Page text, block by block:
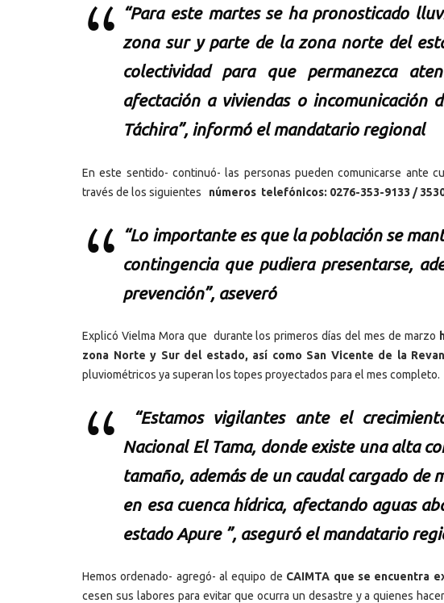
“Para este martes se ha pronosticado
zona sur y parte de la zona norte del
colectividad para que permanezca
afectación a viviendas o incomunicación
Táchira”, informó el mandatario regional
En este sentido- continuó- las personas pueden comunicarse ante
través de los siguientes números telefónicos: 0276-353-9133 /
“Lo importante es que la población se
contingencia que pudiera presentarse,
prevención”, aseveró
Explicó Vielma Mora que durante los primeros días del mes de marzo
zona Norte y Sur del estado, así como San Vicente de la
pluviométricos ya superan los topes proyectados para el mes completo.
“Estamos vigilantes ante el
Nacional El Tama, donde existe una alta
tamaño, además de un caudal cargado de
en esa cuenca hídrica, afectando aguas
estado Apure ”, aseguró el mandatario
Hemos ordenado- agregó- al equipo de CAIMTA que se encuentra
cesen sus labores para evitar que ocurra un desastre y a quienes